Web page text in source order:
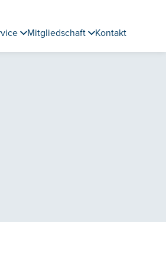
Mitgliedschaft Kontakt